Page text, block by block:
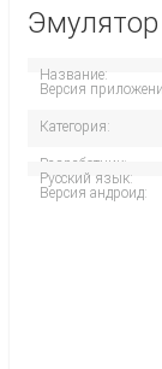
Название:
Версия
Категория:
Разработчик:
Русский язык:
Версия андроид: